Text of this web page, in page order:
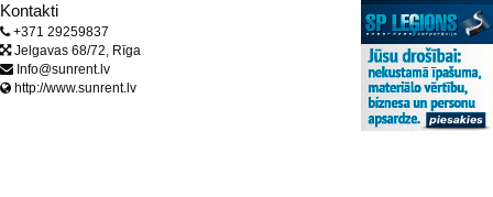
Kontakti
+371 29259837
Jelgavas 68/72, Rīga
Info@sunrent.lv
http://www.sunrent.lv